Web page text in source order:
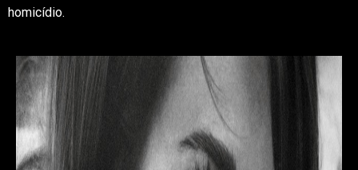
homicídio.